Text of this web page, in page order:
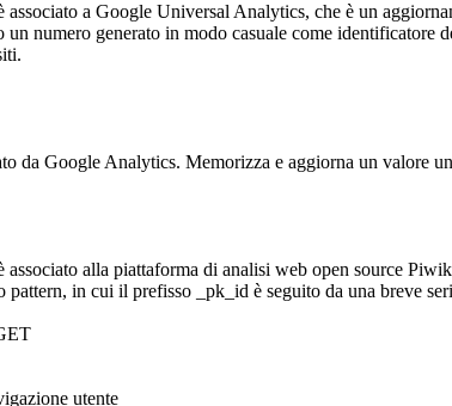
associato a Google Universal Analytics, che è un
un numero generato in modo casuale come
da Google Analytics. Memorizza e aggiorna un valore
associato alla piattaforma di analisi web open source
in cui il prefisso _pk_id è seguito da una breve
utente